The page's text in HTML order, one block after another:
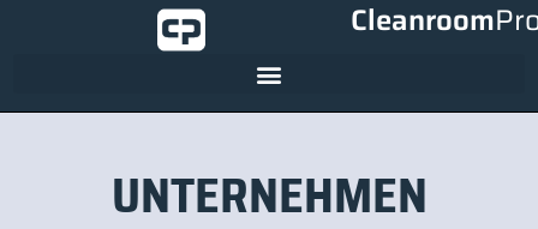
Cleanroom
UNTERNEHMEN